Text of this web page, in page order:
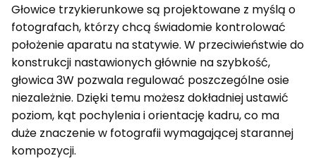
Głowice trzykierunkowe są projektowane z myślą o
fotografach, którzy chcą świadomie kontrolować
położenie aparatu na statywie. W przeciwieństwie do
konstrukcji nastawionych głównie na szybkość,
głowica 3W pozwala regulować poszczególne osie
niezależnie. Dzięki temu możesz dokładniej ustawić
poziom, kąt pochylenia i orientację kadru, co ma
duże znaczenie w fotografii wymagającej starannej
kompozycji.